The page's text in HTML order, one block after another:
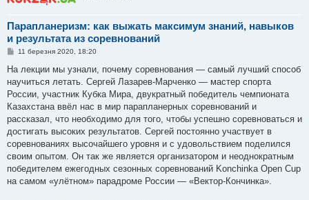
Парапланеризм: как выжать максимум знаний, навыков
и результата из соревнований
П
в
д
о
л
е
н
я
11 березня 2020, 18:20
На лекции мы узнали, почему соревнования — самый лучший способ
научиться летать. Сергей Лазарев-Марченко — мастер спорта
России, участник Кубка Мира, двукратный победитель чемпионата
Казахстана ввёл нас в мир парапланерных соревнований и
рассказал, что необходимо для того, чтобы успешно соревноваться и
достигать высоких результатов. Сергей постоянно участвует в
соревнованиях высочайшего уровня и с удовольствием поделился
своим опытом. Он так же является организатором и неоднократным
победителем ежегодных сезонных соревнований Konchinka Open Cup
на самом «улётном» парадроме России — «Вектор-Кончинка».